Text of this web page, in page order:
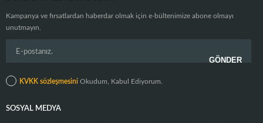
Kampanya ve fırsatlardan haberdar olmak için e-bültenimize abone olmayı
unutmayın.
KVKK sözleşmesini Okudum, Kabul Ediyorum.
SOSYAL MEDYA